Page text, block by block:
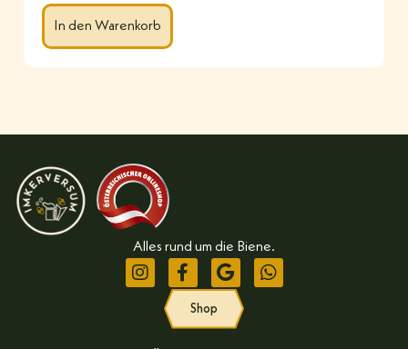
In den Warenkorb
Alles rund um die Biene.
Shop